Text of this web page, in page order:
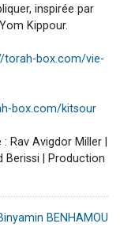
inspirée par
Kippour.
torah-box.com/vie-
box.com/kitsour
Rav Avigdor Miller |
Berissi | Production
BENHAMOU